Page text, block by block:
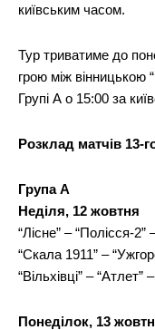
київським часом.
Тур триватиме до
грою між вінницькою
Групі А о 15:00 за
Розклад матчів 13-
Група А
Неділя, 12 жовтня
“Лісне” – “Полісся-2”
“Скала 1911” –
“Вільхівці” – “Атлет”
Понеділок, 13